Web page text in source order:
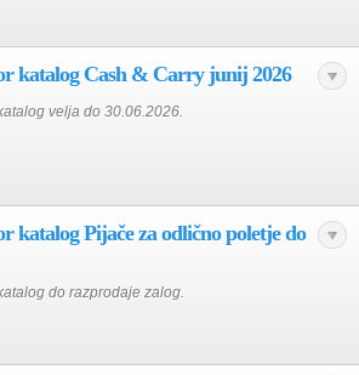
katalog Cash & Carry junij 2026
velja do 30.06.2026.
katalog Pijače za odlično poletje do
do razprodaje zalog.